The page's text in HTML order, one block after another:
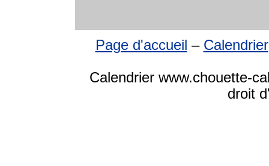
Page d'accueil – Calendrier
Calendrier www.chouette-
droit